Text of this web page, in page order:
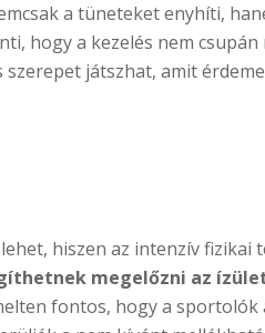
a tüneteket enyhíti,
hogy a kezelés nem
játszhat, amit
hiszen az intenzív fizikai
megelőzni az
fontos, hogy a sportolók